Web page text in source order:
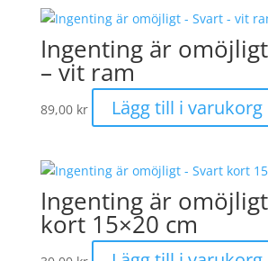
Ingenting är
– vit ram
89,00 kr Lägg till i varukorg
Ingenting är
kort 15×20 cm